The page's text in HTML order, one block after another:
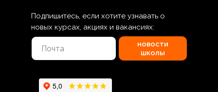
новости
школы
Подпишитесь, если хотите узнавать о
новых курсах, акциях и вакансиях: